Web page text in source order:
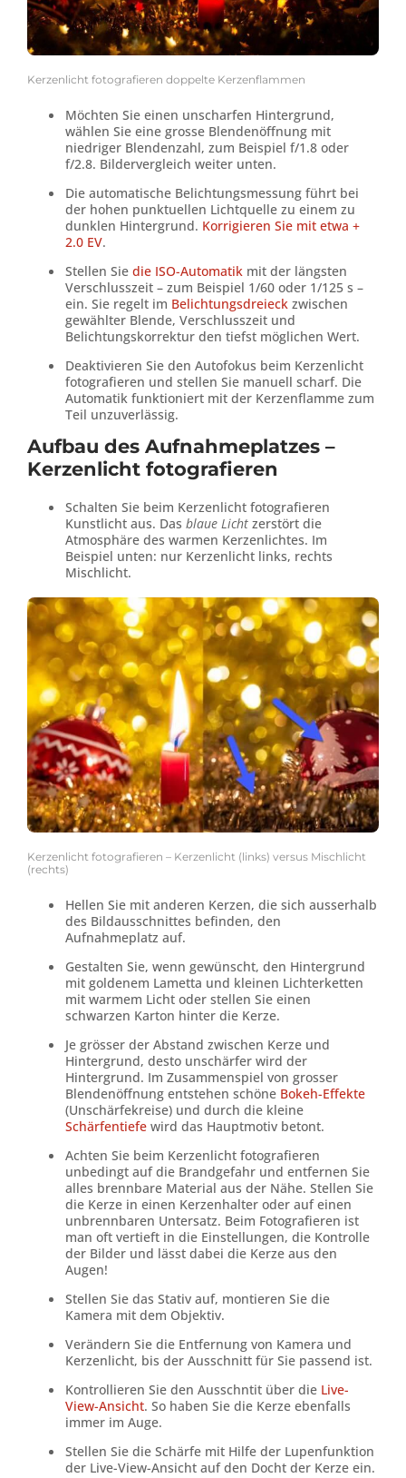
Kerzenlicht fotografieren doppelte Kerzenflammen
Möchten Sie einen unscharfen Hintergrund,
wählen Sie eine grosse Blendenöffnung mit
niedriger Blendenzahl, zum Beispiel f/1.8 oder
f/2.8. Bildervergleich weiter unten.
Die automatische Belichtungsmessung führt bei
der hohen punktuellen Lichtquelle zu einem zu
dunklen Hintergrund. Korrigieren Sie mit etwa +
2.0 EV.
Stellen Sie die ISO-Automatik mit der längsten
Verschlusszeit – zum Beispiel 1/60 oder 1/125 s –
ein. Sie regelt im Belichtungsdreieck zwischen
gewählter Blende, Verschlusszeit und
Belichtungskorrektur den tiefst möglichen Wert.
Deaktivieren Sie den Autofokus beim Kerzenlicht
fotografieren und stellen Sie manuell scharf. Die
Automatik funktioniert mit der Kerzenflamme zum
Teil unzuverlässig.
Aufbau des Aufnahmeplatzes –
Kerzenlicht fotografieren
Schalten Sie beim Kerzenlicht fotografieren
Kunstlicht aus. Das blaue Licht zerstört die
Atmosphäre des warmen Kerzenlichtes. Im
Beispiel unten: nur Kerzenlicht links, rechts
Mischlicht.
Kerzenlicht fotografieren – Kerzenlicht (links) versus Mischlicht
(rechts)
Hellen Sie mit anderen Kerzen, die sich ausserhalb
des Bildausschnittes befinden, den
Aufnahmeplatz auf.
Gestalten Sie, wenn gewünscht, den Hintergrund
mit goldenem Lametta und kleinen Lichterketten
mit warmem Licht oder stellen Sie einen
schwarzen Karton hinter die Kerze.
Je grösser der Abstand zwischen Kerze und
Hintergrund, desto unschärfer wird der
Hintergrund. Im Zusammenspiel von grosser
Blendenöffnung entstehen schöne Bokeh-Effekte
(Unschärfekreise) und durch die kleine
Schärfentiefe wird das Hauptmotiv betont.
Achten Sie beim Kerzenlicht fotografieren
unbedingt auf die Brandgefahr und entfernen Sie
alles brennbare Material aus der Nähe. Stellen Sie
die Kerze in einen Kerzenhalter oder auf einen
unbrennbaren Untersatz. Beim Fotografieren ist
man oft vertieft in die Einstellungen, die Kontrolle
der Bilder und lässt dabei die Kerze aus den
Augen!
Stellen Sie das Stativ auf, montieren Sie die
Kamera mit dem Objektiv.
Verändern Sie die Entfernung von Kamera und
Kerzenlicht, bis der Ausschnitt für Sie passend ist.
Kontrollieren Sie den Ausschntit über die Live-
View-Ansicht. So haben Sie die Kerze ebenfalls
immer im Auge.
Stellen Sie die Schärfe mit Hilfe der Lupenfunktion
der Live-View-Ansicht auf den Docht der Kerze ein.